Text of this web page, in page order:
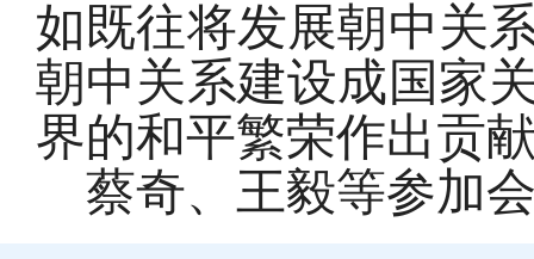
如既往将发展朝中关
朝中关系建设成国家
界的和平繁荣作出贡
蔡奇、王毅等参加